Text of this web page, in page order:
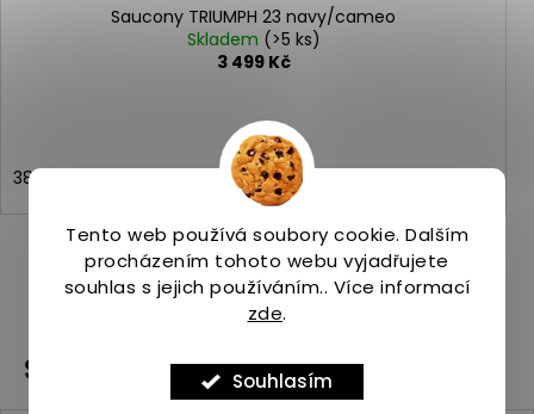
Tento web používá soubory cookie. Dalším
procházením tohoto webu vyjadřujete
souhlas s jejich používáním.. Více informací
zde.
Souhlasím
Saucony TRIUMPH 23 navy/cameo
Skladem (>5 ks)
3 499 Kč
38
ZOBRAZIT VŠECHNY PODOBNÉ PRODUKTY
Související produkty